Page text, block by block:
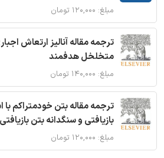
مبلغ: ۱۲۰,۰۰۰ تومان
ترجمه مقاله آنالیز ارتعاش
متخلخل هدفمند
مبلغ: ۱۴۰,۰۰۰ تومان
ترجمه مقاله بتن خودمتراکم با
بازیافتی و سنگدانه بتن بازیافتی
مبلغ: ۱۲۰,۰۰۰ تومان